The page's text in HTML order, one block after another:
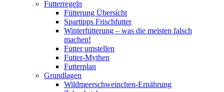
Futterregeln
Fütterung Übersicht
Spartipps Frischfutter
Winterfütterung – was die meisten falsch
machen!
Futter umstellen
Futter-Mythen
Futterplan
Grundlagen
Wildmeerschweinchen-Ernährung